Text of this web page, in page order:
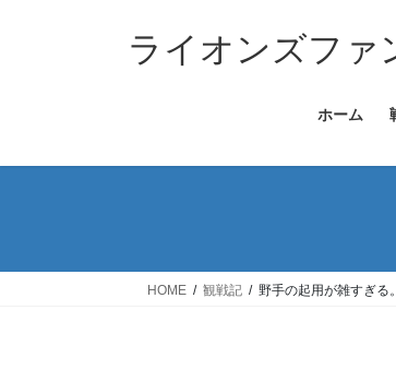
ス
ン
ライオンズファ
ホーム
HOME 観戦記 野手の起用が雑すぎる